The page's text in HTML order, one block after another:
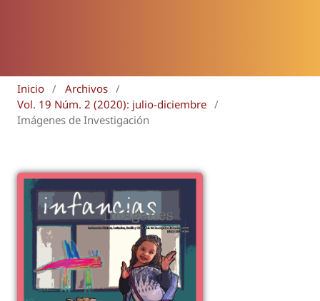
Inicio / Archivos /
Vol. 19 Núm. 2 (2020): julio-diciembre /
Imágenes de Investigación